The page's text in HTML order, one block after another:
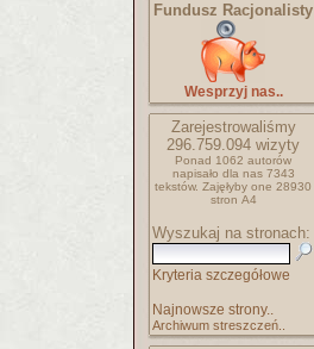
Fundusz Racjonalisty
Wesprzyj nas..
Zarejestrowaliśmy
296.759.094 wizyty
Ponad 1062 autorów
napisało dla nas 7343
tekstów. Zajęłyby one 28930
stron A4
Wyszukaj na stronach:
Kryteria szczegółowe
Najnowsze strony..
Archiwum streszczeń..